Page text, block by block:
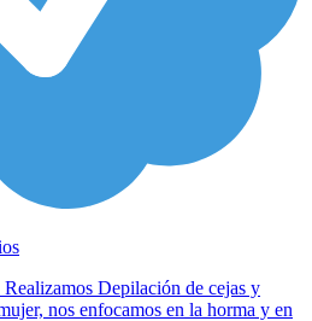
Depilación de cejas y
nos enfocamos en la horma y en